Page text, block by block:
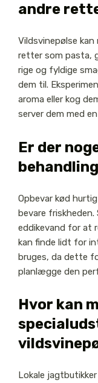
andre
Vildsvinepølse
retter som pasta,
rige og fyldige
dem til.
aroma eller kog
server dem med
Er der
Opbevar kød
bevare
eddikevand for at
kan finde lidt for
bruges, da dette
planlægge den
Hvor kan
Lokale